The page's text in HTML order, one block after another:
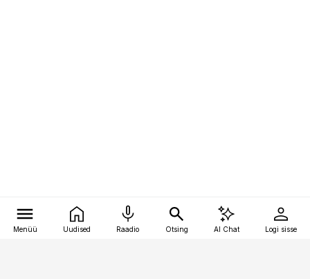
Menüü Uudised Raadio Otsing AI Chat Logi sisse